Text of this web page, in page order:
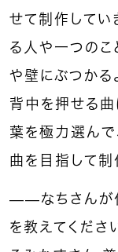
せて制作してい
る人や一つのこ
や壁にぶつかる
背中を押せる曲
葉を極力選ん
曲を目指して制
——なちさんが
を教えてくださ